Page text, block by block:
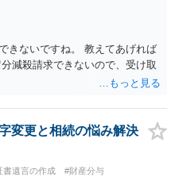
きないですね。 教えてあげれば
減殺請求できないので、受け取
変更と相続の悩み解決
書遺言の作成 #財産分与